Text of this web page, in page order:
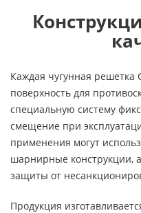
Каждая чугунная
поверхность для
специальную систему
смещение при
применения могут
шарнирные конструкции,
защиты от
Продукция